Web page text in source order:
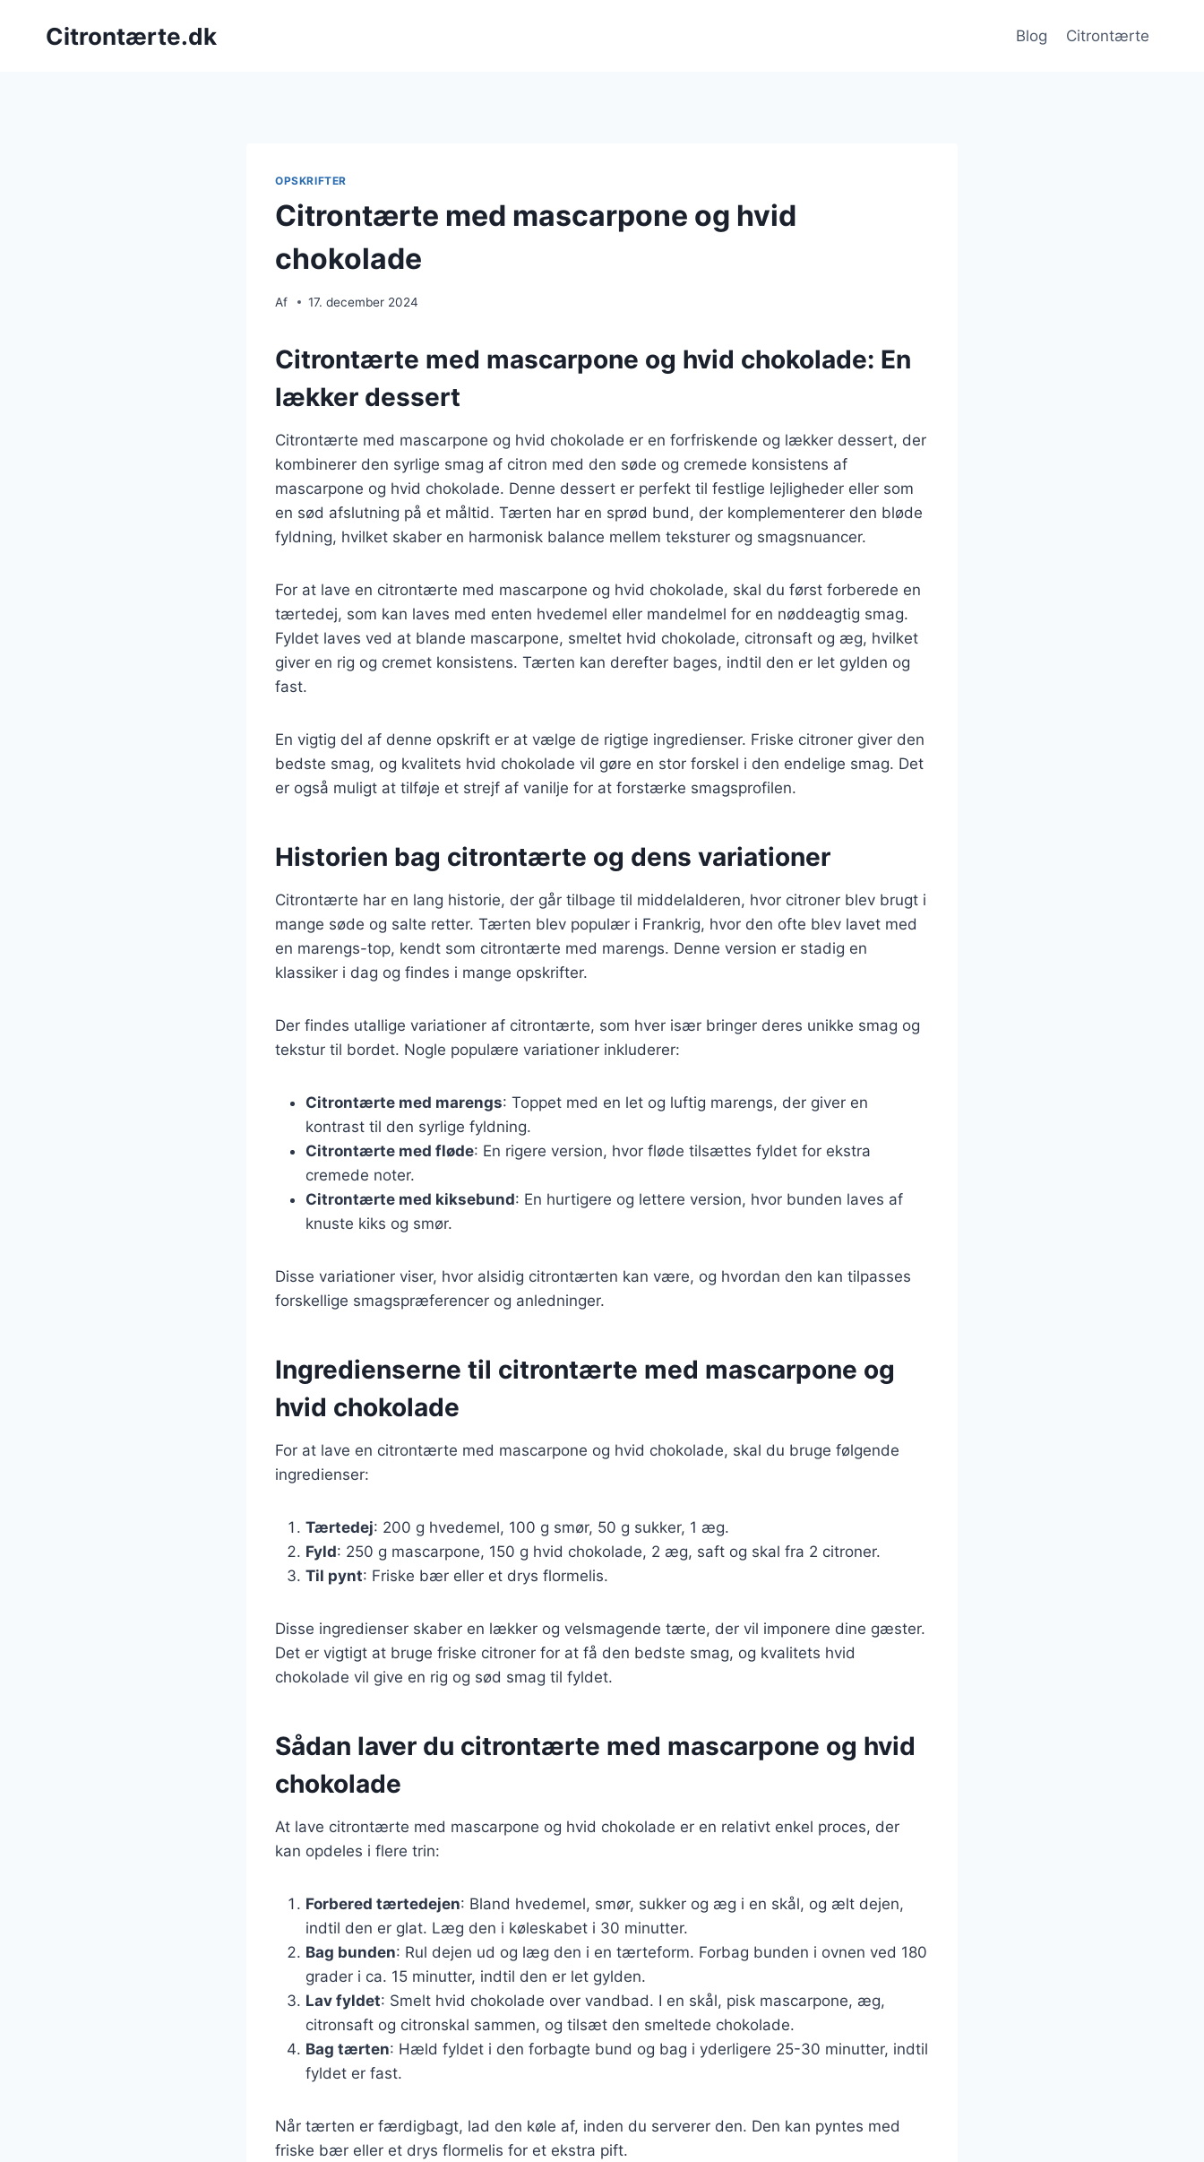
Citrontærte.dk Blog Citrontærte
OPSKRIFTER
Citrontærte med mascarpone og hvid
chokolade
Af 17. december 2024
Citrontærte med mascarpone og hvid chokolade: En
lækker dessert
Citrontærte med mascarpone og hvid chokolade er en forfriskende og lækker dessert, der
kombinerer den syrlige smag af citron med den søde og cremede konsistens af
mascarpone og hvid chokolade. Denne dessert er perfekt til festlige lejligheder eller som
en sød afslutning på et måltid. Tærten har en sprød bund, der komplementerer den bløde
fyldning, hvilket skaber en harmonisk balance mellem teksturer og smagsnuancer.
For at lave en citrontærte med mascarpone og hvid chokolade, skal du først forberede en
tærtedej, som kan laves med enten hvedemel eller mandelmel for en nøddeagtig smag.
Fyldet laves ved at blande mascarpone, smeltet hvid chokolade, citronsaft og æg, hvilket
giver en rig og cremet konsistens. Tærten kan derefter bages, indtil den er let gylden og
fast.
En vigtig del af denne opskrift er at vælge de rigtige ingredienser. Friske citroner giver den
bedste smag, og kvalitets hvid chokolade vil gøre en stor forskel i den endelige smag. Det
er også muligt at tilføje et strejf af vanilje for at forstærke smagsprofilen.
Historien bag citrontærte og dens variationer
Citrontærte har en lang historie, der går tilbage til middelalderen, hvor citroner blev brugt i
mange søde og salte retter. Tærten blev populær i Frankrig, hvor den ofte blev lavet med
en marengs-top, kendt som citrontærte med marengs. Denne version er stadig en
klassiker i dag og findes i mange opskrifter.
Der findes utallige variationer af citrontærte, som hver især bringer deres unikke smag og
tekstur til bordet. Nogle populære variationer inkluderer:
Citrontærte med marengs: Toppet med en let og luftig marengs, der giver en
kontrast til den syrlige fyldning.
Citrontærte med fløde: En rigere version, hvor fløde tilsættes fyldet for ekstra
cremede noter.
Citrontærte med kiksebund: En hurtigere og lettere version, hvor bunden laves af
knuste kiks og smør.
Disse variationer viser, hvor alsidig citrontærten kan være, og hvordan den kan tilpasses
forskellige smagspræferencer og anledninger.
Ingredienserne til citrontærte med mascarpone og
hvid chokolade
For at lave en citrontærte med mascarpone og hvid chokolade, skal du bruge følgende
ingredienser:
Tærtedej: 200 g hvedemel, 100 g smør, 50 g sukker, 1 æg.
Fyld: 250 g mascarpone, 150 g hvid chokolade, 2 æg, saft og skal fra 2 citroner.
Til pynt: Friske bær eller et drys flormelis.
Disse ingredienser skaber en lækker og velsmagende tærte, der vil imponere dine gæster.
Det er vigtigt at bruge friske citroner for at få den bedste smag, og kvalitets hvid
chokolade vil give en rig og sød smag til fyldet.
Sådan laver du citrontærte med mascarpone og hvid
chokolade
At lave citrontærte med mascarpone og hvid chokolade er en relativt enkel proces, der
kan opdeles i flere trin:
Forbered tærtedejen: Bland hvedemel, smør, sukker og æg i en skål, og ælt dejen,
indtil den er glat. Læg den i køleskabet i 30 minutter.
Bag bunden: Rul dejen ud og læg den i en tærteform. Forbag bunden i ovnen ved 180
grader i ca. 15 minutter, indtil den er let gylden.
Lav fyldet: Smelt hvid chokolade over vandbad. I en skål, pisk mascarpone, æg,
citronsaft og citronskal sammen, og tilsæt den smeltede chokolade.
Bag tærten: Hæld fyldet i den forbagte bund og bag i yderligere 25-30 minutter, indtil
fyldet er fast.
Når tærten er færdigbagt, lad den køle af, inden du serverer den. Den kan pyntes med
friske bær eller et drys flormelis for et ekstra pift.